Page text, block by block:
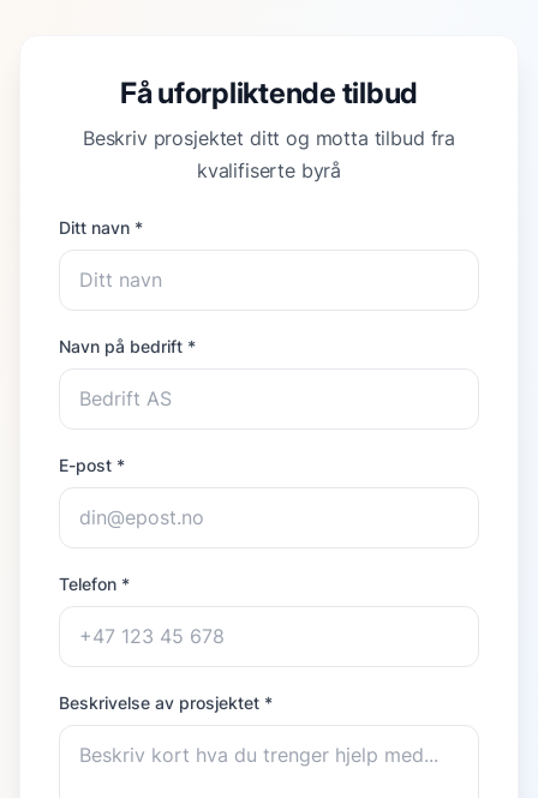
Få uforpliktende tilbud
Beskriv prosjektet ditt og motta tilbud fra
kvalifiserte byrå
Ditt navn *
Navn på bedrift *
E-post *
Telefon *
Beskrivelse av prosjektet *